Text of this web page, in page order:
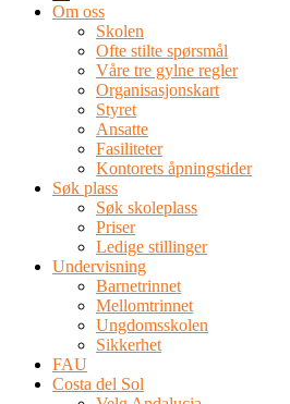
Om oss
Skolen
Ofte stilte spørsmål
Våre tre gylne regler
Organisasjonskart
Styret
Ansatte
Fasiliteter
Kontorets åpningstider
Søk plass
Søk skoleplass
Priser
Ledige stillinger
Undervisning
Barnetrinnet
Mellomtrinnet
Ungdomsskolen
Sikkerhet
FAU
Costa del Sol